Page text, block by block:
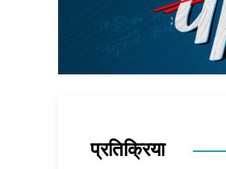
प्रतिक्रिया